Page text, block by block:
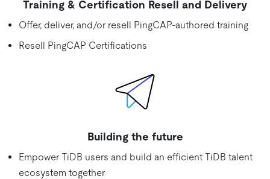
Training & Certification Resell and Delivery
Offer, deliver, and/or resell PingCAP-authored training
Resell PingCAP Certifications
Building the future
Empower TiDB users and build an efficient TiDB talent
ecosystem together